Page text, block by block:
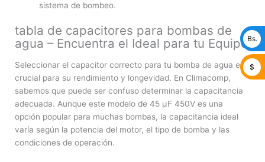
sistema de bombeo.
tabla de capacitores para bombas de
agua – Encuentra el Ideal para tu Equipo
Seleccionar el capacitor correcto para tu bomba de agua es
crucial para su rendimiento y longevidad. En Climacomp,
sabemos que puede ser confuso determinar la capacitancia
adecuada. Aunque este modelo de 45 µF 450V es una
opción popular para muchas bombas, la capacitancia ideal
varía según la potencia del motor, el tipo de bomba y las
condiciones de operación.
Bs.
$